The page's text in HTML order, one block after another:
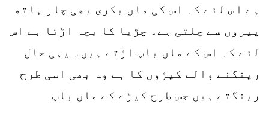
ہے اس لئے کہ اس کی ماں بکری بھی چار ہاتھ
پیروں سے چلتی ہے۔ چڑیا کا بچہ اڑتا ہے اس
لئے کہ اس کے ماں باپ اڑتے ہیں۔ یہی حال
رینگنے والے کیڑوں کا ہے وہ بھی اسی طرح
رینگتے ہیں جس طرح کیڑے کے ماں باپ